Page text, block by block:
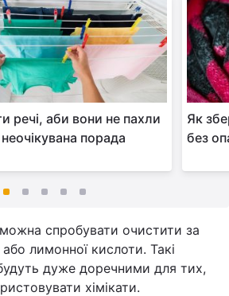
речі, аби вони не пахли
порада
Як
без
спробувати очистити за
лимонної кислоти. Такі
дуже доречними для тих,
хімікати.